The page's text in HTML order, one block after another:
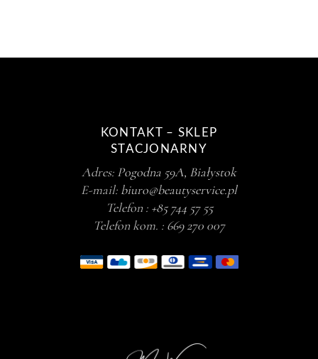
KONTAKT – SKLEP
STACJONARNY
Adres: Pogodna 59A, Białystok
E-mail: biuro@beautyservice.pl
Telefon : +85 744 57 55
Telefon kom. : 669 270 007